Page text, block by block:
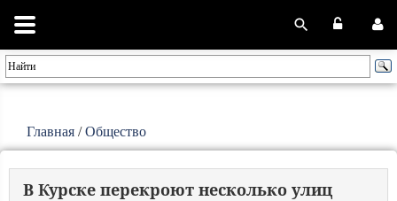
Главная /Общество
В Курске перекроют несколько улиц